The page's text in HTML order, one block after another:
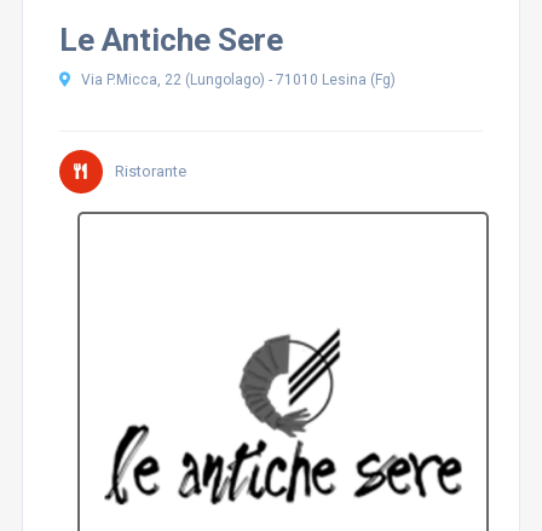
Le Antiche Sere
Via P.Micca, 22 (Lungolago) - 71010 Lesina (Fg)
Ristorante